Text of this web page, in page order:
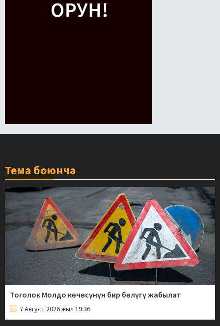
Тема боюнча
Тоголок Молдо көчөсүнүн бир бөлүгү жабылат
7 Август 2026 жыл 19:36